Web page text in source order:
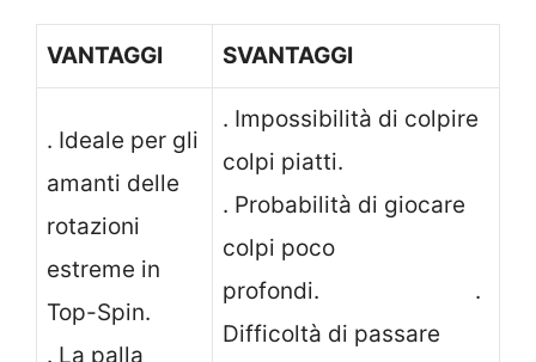
VANTAGGI SVANTAGGI
. Ideale per gli
amanti delle
rotazioni
estreme in
Top-Spin.
. La palla
. Impossibilità di colpire
colpi piatti.
. Probabilità di giocare
colpi poco
profondi. .
Difficoltà di passare